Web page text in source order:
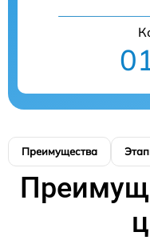
Преимущества